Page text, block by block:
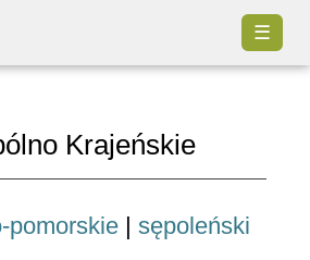
☰
Krajeńskie
pomorskie | sępoleński